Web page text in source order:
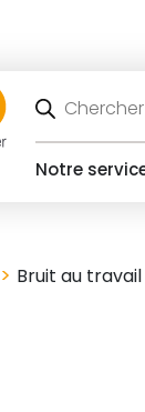
de
produits
Notre
> Bruit au